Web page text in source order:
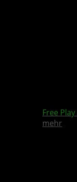
Free
mehr